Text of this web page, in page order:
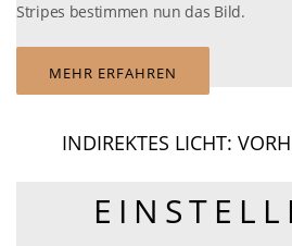
Stripes bestimmen nun das Bild.
MEHR ERFAHREN
INDIREKTES LICHT: